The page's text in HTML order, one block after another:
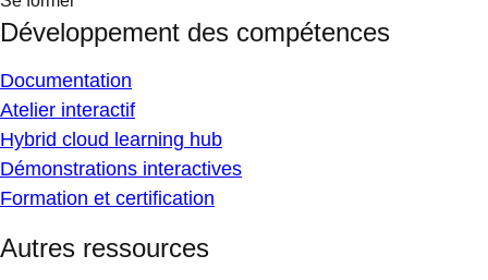
Développement des compétences
Documentation
Atelier interactif
Hybrid cloud learning hub
Démonstrations interactives
Formation et certification
Autres ressources